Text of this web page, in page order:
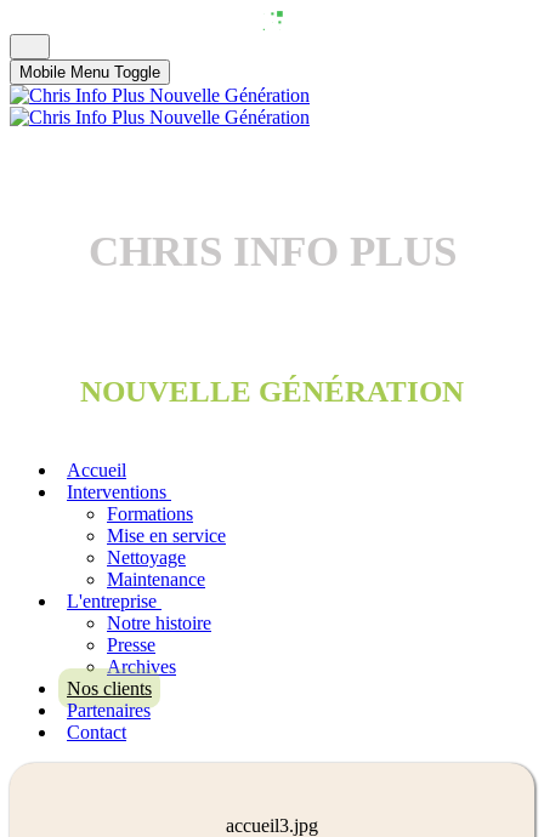
Mobile Menu Toggle
CHRIS INFO PLUS
NOUVELLE GÉNÉRATION
Accueil
Interventions
Formations
Mise en service
Nettoyage
Maintenance
L'entreprise
Notre histoire
Presse
Archives
Nos clients
Partenaires
Contact
accueil3.jpg